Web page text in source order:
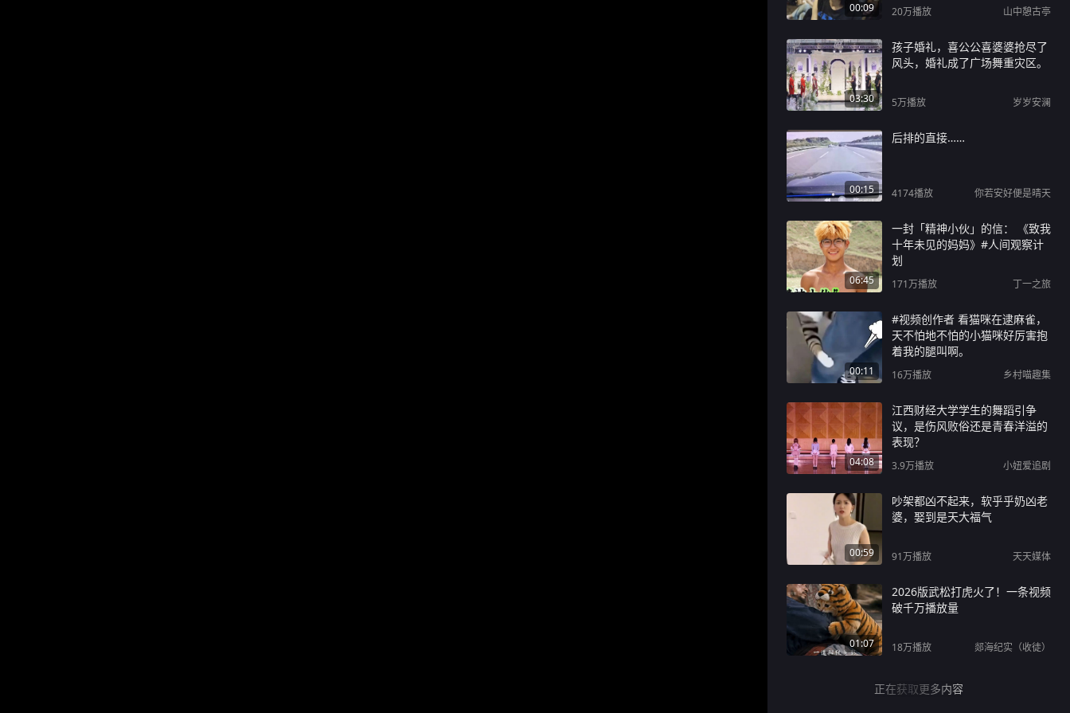
00:09 20万播放 山中憩古亭
03:30
孩子婚礼，喜公公喜婆婆抢尽了
风头，婚礼成了广场舞重灾区。
5万播放 岁岁安澜
00:15
后排的直接……
4174播放 你若安好便是晴天
06:45
一封「精神小伙」的信： 《致我
十年未见的妈妈》#人间观察计
划
171万播放 丁一之旅
00:11
#视频创作者 看猫咪在逮麻雀，
天不怕地不怕的小猫咪好厉害抱
着我的腿叫啊。
16万播放 乡村喵趣集
04:08
江西财经大学学生的舞蹈引争
议，是伤风败俗还是青春洋溢的
表现？
3.9万播放 小妞爱追剧
00:59
吵架都凶不起来，软乎乎奶凶老
婆，娶到是天大福气
91万播放 天天媒体
01:07
2026版武松打虎火了！一条视频
破千万播放量
18万播放 郯海纪实（收徒）
正在获取更多内容